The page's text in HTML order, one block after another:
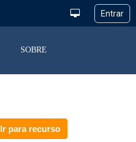
SOBRE
Ir para recurso